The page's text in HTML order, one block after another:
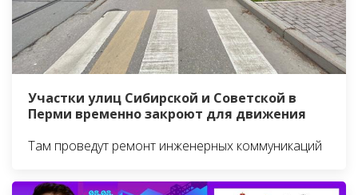
Участки улиц Сибирской и Советской в
Перми временно закроют для движения
Там проведут ремонт инженерных коммуникаций